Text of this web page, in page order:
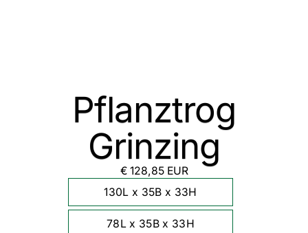
Pflanztrog
Grinzing
€ 128,85 EUR
130L x 35B x 33H
78L x 35B x 33H